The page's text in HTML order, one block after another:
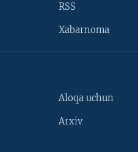
RSS
Xabarnoma
Aloqa uchun
Arxiv